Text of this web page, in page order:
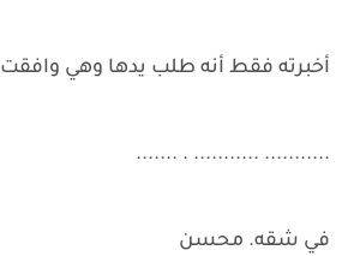
أخبرته فقط أنه طلب يدها وهي وافقت
........... ........... . .......
في شقه. محسن